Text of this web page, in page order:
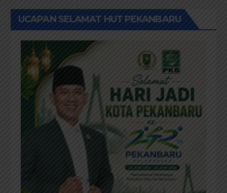
UCAPAN SELAMAT HUT PEKANBARU